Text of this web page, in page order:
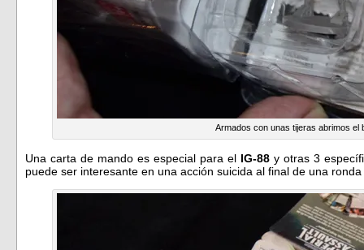
Armados con unas tijeras abrimos el
Una carta de mando es especial para el IG-88 y otras 3
puede ser interesante en una acción suicida al final de una